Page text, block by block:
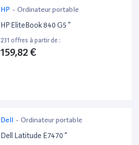
HP - Ordinateur portable
HP EliteBook 840 G5 ”
231 offres à partir de :
159,82 €
Dell - Ordinateur portable
Dell Latitude E7470 ”